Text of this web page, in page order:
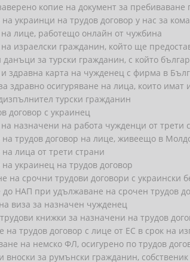
копие на документ за
украинци на трудов договор у нас за
лице, работещо онлайн от чужбина
израелски гражданин, който ще
за турски гражданин, с който
здравна карта на чужденец с фирма в
здравно осигуряване на лица, които
турски гражданин
договор с украинец
назначени на работа чужденци от трети
трудов договор на лице, живеещо в
лица от трети страни
украинец на трудов договор
на срочни трудови договори с украински
НАП при удължаване на срочен трудов
виза за назначен чужденец
книжки за назначени на трудов
на трудов договор с лице от ЕС в срок на
на немско ФЛ, осигурено по трудов
вноски за румънски гражданин,